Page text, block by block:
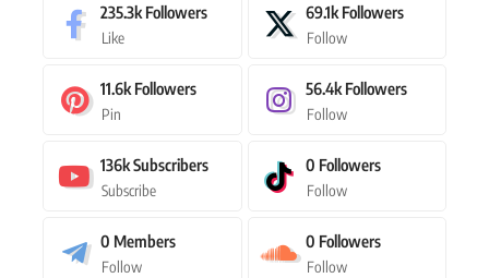
235.3k Followers
Like
69.1k Followers
Follow
11.6k Followers
Pin
56.4k Followers
Follow
136kSubscribers
Subscribe
0 Followers
Follow
0 Members
Follow
0 Followers
Follow